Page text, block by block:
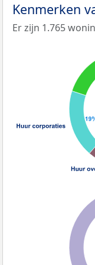
Kenmerken
Er zijn 1.765